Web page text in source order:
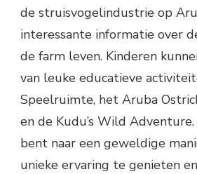
de struisvogelindustrie op
interessante informatie over
de farm leven. Kinderen
van leuke educatieve
Speelruimte, het Aruba
en de Kudu’s Wild
bent naar een geweldige
unieke ervaring te genieten